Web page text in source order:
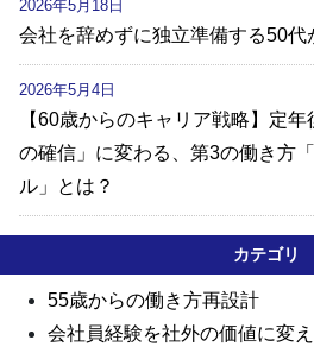
会社を辞めずに独立準備する50代
2026年5月18日
【60歳からのキャリア戦略】定
の確信」に変わる、第3の働き方
ル」とは？
2026年5月4日
カテゴリ
55歳からの働き方再設計
会社員経験を社外の価値に変